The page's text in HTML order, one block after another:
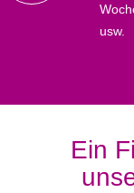
usw.
Ein